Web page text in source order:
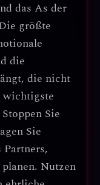
das As der
größte
die
die nicht
wichtigste
Sie
Sie
Nutzen